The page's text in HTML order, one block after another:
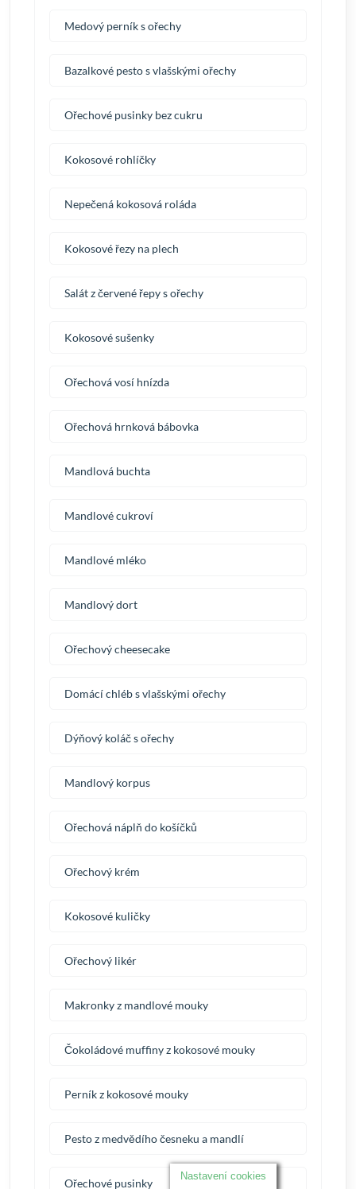
Medový perník s ořechy
Bazalkové pesto s vlašskými ořechy
Ořechové pusinky bez cukru
Kokosové rohlíčky
Nepečená kokosová roláda
Kokosové řezy na plech
Salát z červené řepy s ořechy
Kokosové sušenky
Ořechová vosí hnízda
Ořechová hrnková bábovka
Mandlová buchta
Mandlové cukroví
Mandlové mléko
Mandlový dort
Ořechový cheesecake
Domácí chléb s vlašskými ořechy
Dýňový koláč s ořechy
Mandlový korpus
Ořechová náplň do košíčků
Ořechový krém
Kokosové kuličky
Ořechový likér
Makronky z mandlové mouky
Čokoládové muffiny z kokosové mouky
Perník z kokosové mouky
Pesto z medvědího česneku a mandlí
Ořechové pusinky
Nastavení cookies